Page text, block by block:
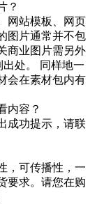
？
网站模板、网页
图片通常并不包
商业图片需另外
处。 同样地一
会在素材包内有
内容？
成功提示，请联
，可传播性，一
要求。请您在购